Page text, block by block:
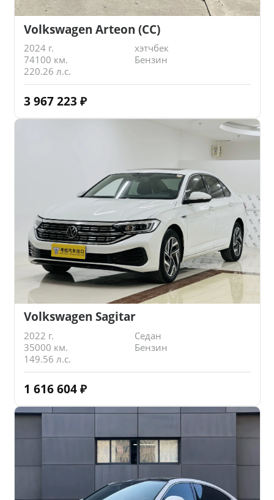
Volkswagen Arteon (CC)
2024 г.
хэтчбек
74100 км.
Бензин
220.26 л.с.
3 967 223 ₽
Volkswagen Sagitar
2022 г.
Седан
35000 км.
Бензин
149.56 л.с.
1 616 604 ₽